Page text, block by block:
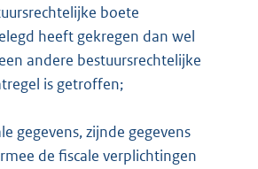
boete
heeft gekregen dan wel
andere bestuursrechtelijke
is getroffen;
gegevens, zijnde gegevens
de fiscale verplichtingen